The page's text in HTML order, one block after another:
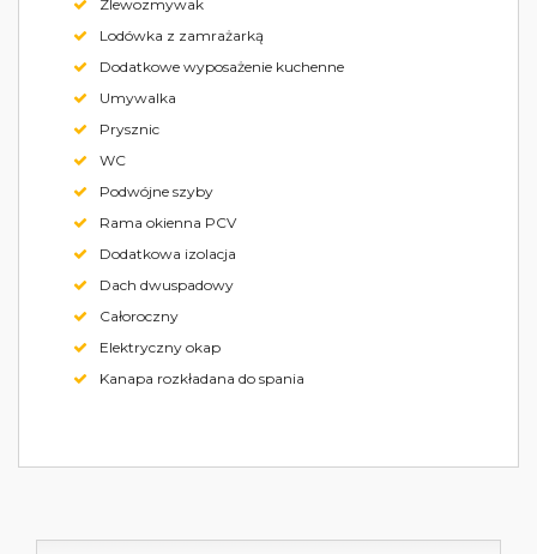
Zlewozmywak
Lodówka z zamrażarką
Dodatkowe wyposażenie kuchenne
Umywalka
Prysznic
WC
Podwójne szyby
Rama okienna PCV
Dodatkowa izolacja
Dach dwuspadowy
Całoroczny
Elektryczny okap
Kanapa rozkładana do spania